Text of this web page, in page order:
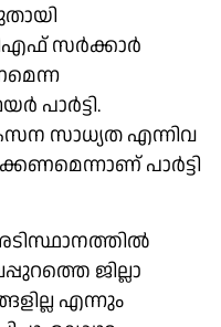
സർക്കാർ
സാധ്യത എന്നിവ
പാർട്ടി
ജില്ലാ
എന്നും